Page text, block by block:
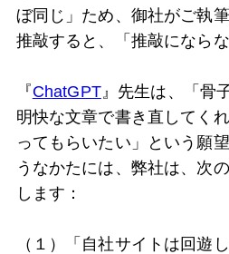
ぼ同じ」ため、御社がご執
推敲すると、「推敲にならな
『ChatGPT』先生は、「骨
明快な文章で書き直してく
ってもらいたい」という願
うなかたには、弊社は、次
します：
（１）「自社サイトは回遊